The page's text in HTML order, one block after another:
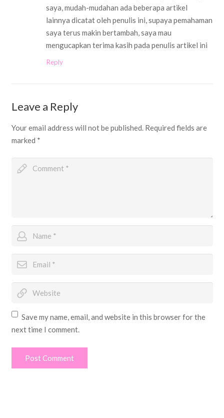
saya, mudah-mudahan ada beberapa artikel
lainnya dicatat oleh penulis ini, supaya pemahaman
saya terus makin bertambah, saya mau
mengucapkan terima kasih pada penulis artikel ini
Reply
Leave a Reply
Your email address will not be published. Required fields are
marked *
Save my name, email, and website in this browser for the
next time I comment.
Post Comment